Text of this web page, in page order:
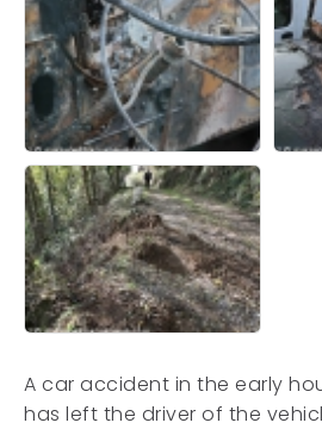
A car accident in the early
has left the driver of the